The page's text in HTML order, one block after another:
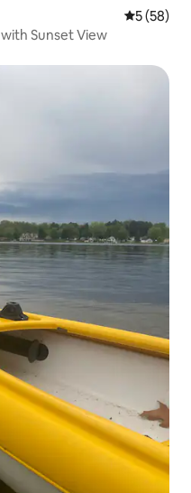
5 (58)
Sunset View